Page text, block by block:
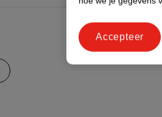
Accepteer